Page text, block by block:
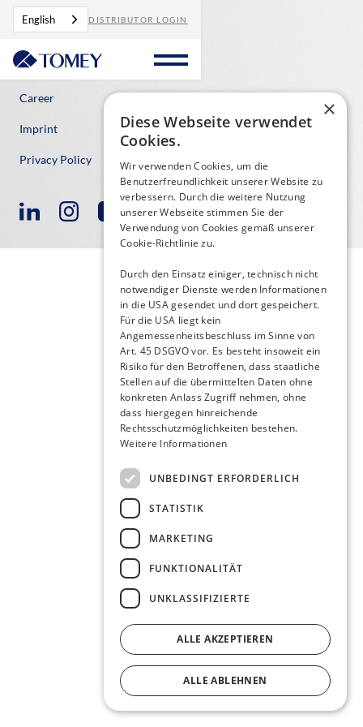
English DISTRIBUTOR LOGIN
Contact
Career
Imprint
Privacy Policy
×
Diese Webseite verwendet
Cookies.
Wir verwenden Cookies, um die
Benutzerfreundlichkeit unserer Website zu
verbessern. Durch die weitere Nutzung
unserer Webseite stimmen Sie der
Verwendung von Cookies gemäß unserer
Cookie-Richtlinie zu.
Durch den Einsatz einiger, technisch nicht
notwendiger Dienste werden Informationen
in die USA gesendet und dort gespeichert.
Für die USA liegt kein
Angemessenheitsbeschluss im Sinne von
Art. 45 DSGVO vor. Es besteht insoweit ein
Risiko für den Betroffenen, dass staatliche
Stellen auf die übermittelten Daten ohne
konkreten Anlass Zugriff nehmen, ohne
dass hiergegen hinreichende
Rechtsschutzmöglichkeiten bestehen.
Weitere Informationen
UNBEDINGT ERFORDERLICH
STATISTIK
MARKETING
FUNKTIONALITÄT
UNKLASSIFIZIERTE
ALLE AKZEPTIEREN
ALLE ABLEHNEN